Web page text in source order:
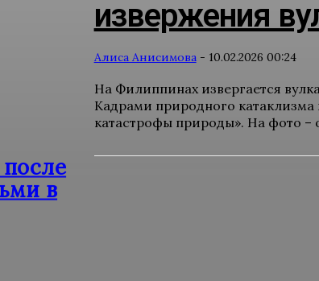
в
извержения
Алиса Анисимова - 10.02.2026 00:24
На Филиппинах извергается
Кадрами природного
катастрофы природы». На фото –